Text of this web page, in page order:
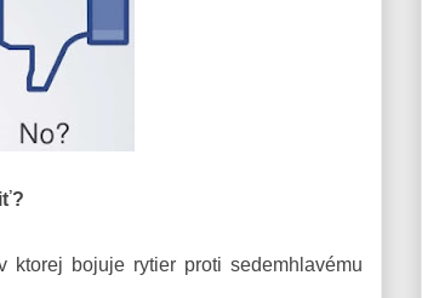
bojuje rytier proti sedemhlavému